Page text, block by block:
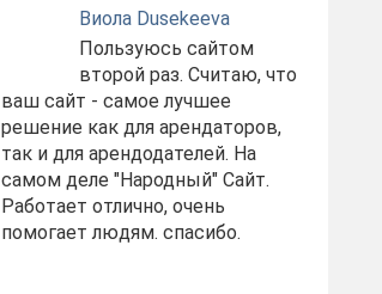
Виола Dusekeeva
Пользуюсь сайтом
второй раз. Считаю, что
ваш сайт - самое лучшее
решение как для арендаторов,
так и для арендодателей. На
самом деле "Народный" Сайт.
Работает отлично, очень
помогает людям. спасибо.